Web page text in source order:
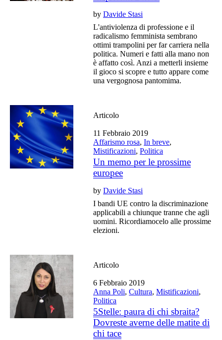
byDavide Stasi
L'antiviolenza di professione e il
radicalismo femminista sembrano
ottimi trampolini per far carriera nella
politica. Numeri e fatti alla mano non
è affatto così. Anzi a metterli insieme
il gioco si scopre e tutto appare come
una vergognosa pantomima.
Articolo
11 Febbraio 2019
Affarismo rosa,In breve,
Mistificazioni,Politica
Un memo per le prossime
europee
byDavide Stasi
I bandi UE contro la discriminazione
applicabili a chiunque tranne che agli
uomini. Ricordiamocelo alle prossime
elezioni.
Articolo
6 Febbraio 2019
Anna Poli,Cultura,Mistificazioni,
Politica
5Stelle: paura di chi sbraita?
Dovreste averne delle matite di
chi tace